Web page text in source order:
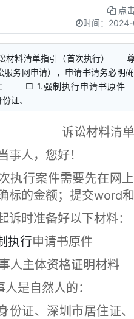
点
时间：
材料清单指引（首次执行）
服务网申请），申请书请务必
： □ 1.强制执行申请书原
证、
诉讼材料清
人，您好！
行案件需要先在网上
标的金额；提交word
时准备好以下材料：
执行申请书原件
主体资格证明材料
是自然人的：
、深圳市居住证、